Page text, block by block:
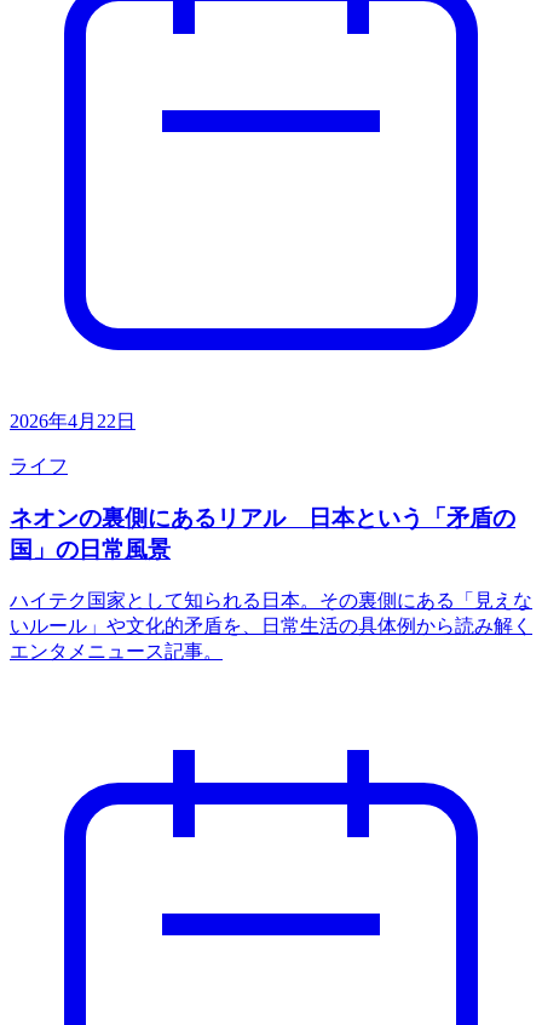
2026年4月22日
ライフ
ネオンの裏側にあるリアル 日本という「矛盾の
国」の日常風景
ハイテク国家として知られる日本。その裏側にある「見えな
いルール」や文化的矛盾を、日常生活の具体例から読み解く
エンタメニュース記事。